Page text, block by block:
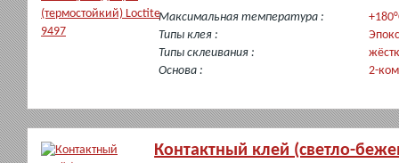
Максимальная температура :
Типы клея :
Типы склеивания :
Основа :
2-
Контактный клей (светло-